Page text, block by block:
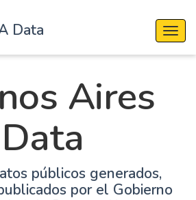
Data
Aires
Data
públicos generados,
por el Gobierno